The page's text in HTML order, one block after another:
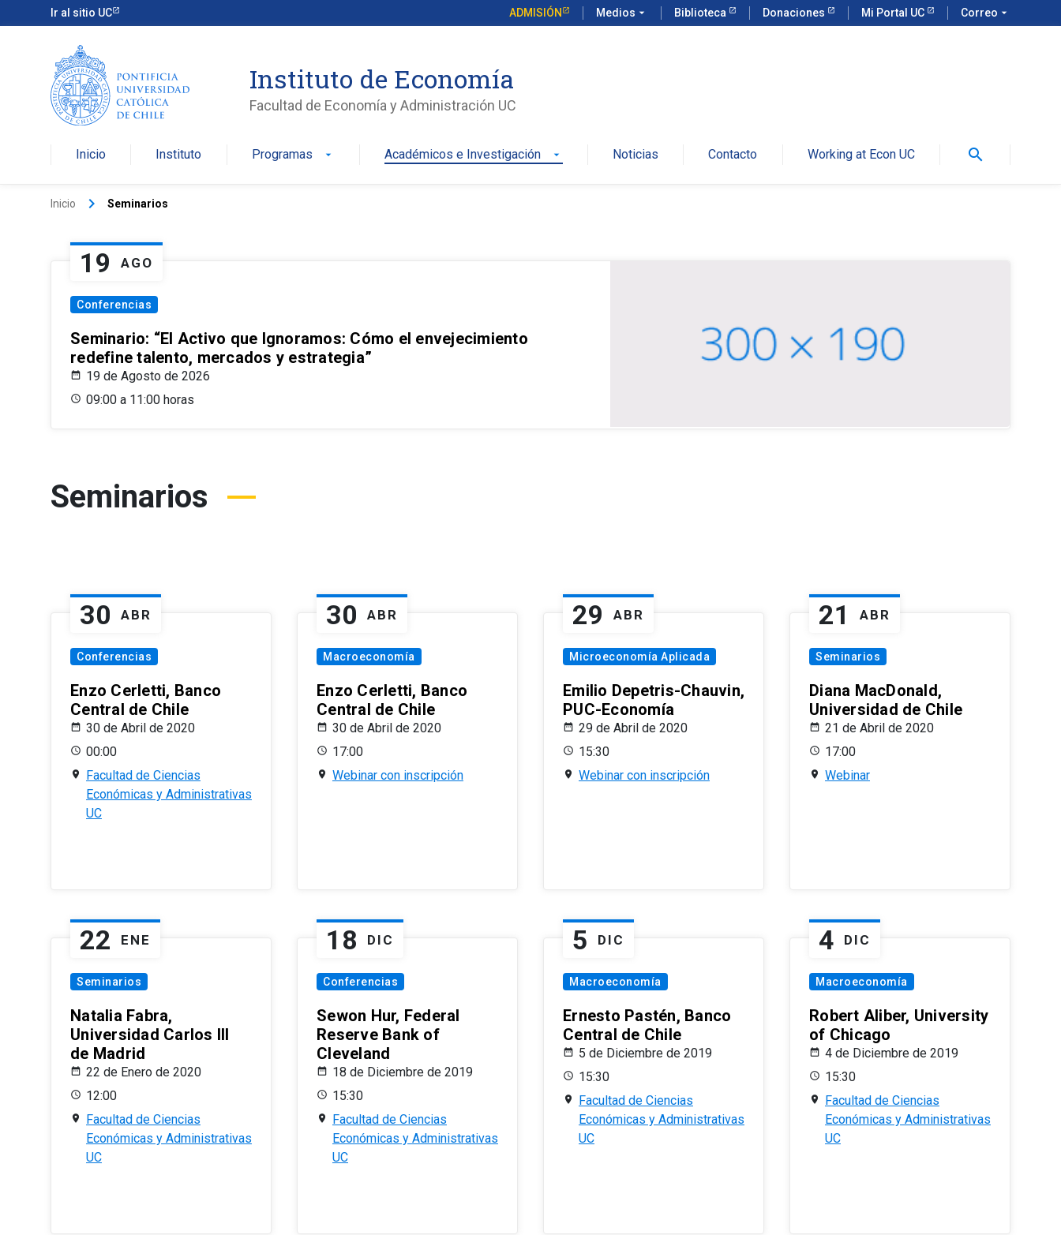
Ir al sitio UC ADMISIÓN Medios arrow_drop_down Biblioteca Donaciones Mi Portal UC Correo arrow_drop_down
Instituto de Economía
Facultad de Economía y Administración UC
Inicio Instituto Programas arrow_drop_down Académicos e Investigación arrow_drop_down Noticias Contacto Working at Econ UC search
Inicio keyboard_arrow_right Seminarios
19 AGO
Conferencias
Seminario: “El Activo que Ignoramos: Cómo el envejecimiento
redefine talento, mercados y estrategia”
19 de Agosto de 2026
09:00 a 11:00 horas
Seminarios
30 ABR
Conferencias
Enzo Cerletti, Banco
Central de Chile
30 de Abril de 2020
00:00
Facultad de Ciencias
Económicas y Administrativas
UC
30 ABR
Macroeconomía
Enzo Cerletti, Banco
Central de Chile
30 de Abril de 2020
17:00
Webinar con inscripción
29 ABR
Microeconomía Aplicada
Emilio Depetris-Chauvin,
PUC-Economía
29 de Abril de 2020
15:30
Webinar con inscripción
21 ABR
Seminarios
Diana MacDonald,
Universidad de Chile
21 de Abril de 2020
17:00
Webinar
22 ENE
Seminarios
Natalia Fabra,
Universidad Carlos III
de Madrid
22 de Enero de 2020
12:00
Facultad de Ciencias
Económicas y Administrativas
UC
18 DIC
Conferencias
Sewon Hur, Federal
Reserve Bank of
Cleveland
18 de Diciembre de 2019
15:30
Facultad de Ciencias
Económicas y Administrativas
UC
5 DIC
Macroeconomía
Ernesto Pastén, Banco
Central de Chile
5 de Diciembre de 2019
15:30
Facultad de Ciencias
Económicas y Administrativas
UC
4 DIC
Macroeconomía
Robert Aliber, University
of Chicago
4 de Diciembre de 2019
15:30
Facultad de Ciencias
Económicas y Administrativas
UC